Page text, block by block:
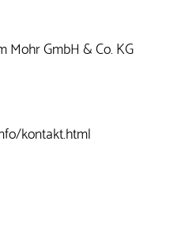
Mohr GmbH & Co. KG
kontakt.html